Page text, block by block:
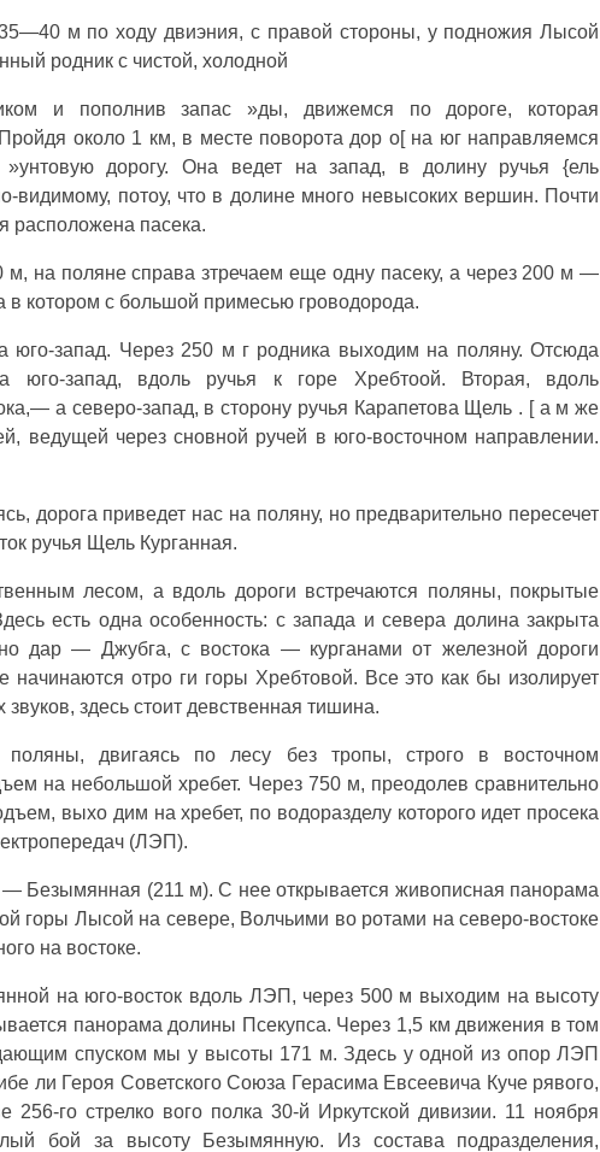
м по ходу двиэния, с правой стороны, у подножия Лысой
родник с чистой, холодной
и пополнив запас »ды, движемся по дороге, которая
около 1 км, в месте поворота дор о[ на юг направляемся
дорогу. Она ведет на запад, в долину ручья {ель
видимому, потоу, что в долине много невысоких вершин. Почти
расположена пасека.
м, на поляне справа зтречаем еще одну пасеку, а через 200 м —
в котором с большой примесью гроводорода.
юго-запад. Через 250 м г родника выходим на поляну. Отсюда
юго-запад, вдоль ручья к горе Хребтоой. Вторая, вдоль
а северо-запад, в сторону ручья Карапетова Щель . [ а м же
ведущей через сновной ручей в юго-восточном направлении.
дорога приведет нас на поляну, но предварительно пересечет
ручья Щель Курганная.
лесом, а вдоль дороги встречаются поляны, покрытые
есть одна особенность: с запада и севера долина закрыта
дар — Джубга, с востока — курганами от железной дороги
отро ги горы Хребтовой. Все это как бы изолирует
звуков, здесь стоит девственная тишина.
двигаясь по лесу без тропы, строго в восточном
на небольшой хребет. Через 750 м, преодолев сравнительно
выхо дим на хребет, по водоразделу которого идет просека
(ЛЭП).
Безымянная (211 м). С нее открывается живописная панорама
горы Лысой на севере, Волчьими во ротами на северо-востоке
на востоке.
на юго-восток вдоль ЛЭП, через 500 м выходим на высоту
панорама долины Псекупса. Через 1,5 км движения в том
спуском мы у высоты 171 м. Здесь у одной из опор ЛЭП
ли Героя Советского Союза Герасима Евсеевича Куче рявого,
256-го стрелко вого полка 30-й Иркутской дивизии. 11 ноября
бой за высоту Безымянную. Из состава подразделения,